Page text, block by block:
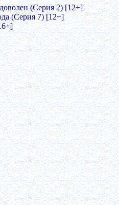
(Серия 2) [12+]
(Серия 7) [12+]